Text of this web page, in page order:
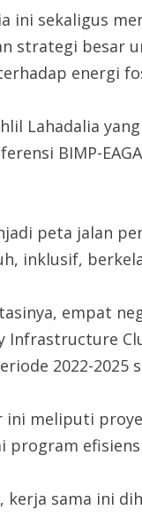
ini sekaligus
strategi besar
energi
Lahadalia
BIMP-
peta jalan
inklusif,
empat
Infrastructure
2022-2025
ini meliputi
program
kerja sama ini